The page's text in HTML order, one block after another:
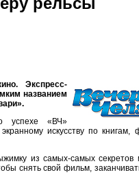
Экспресс-
названием
успехе «ВЧ»
искусству по
из самых-самых секретов
снять свой фильм,